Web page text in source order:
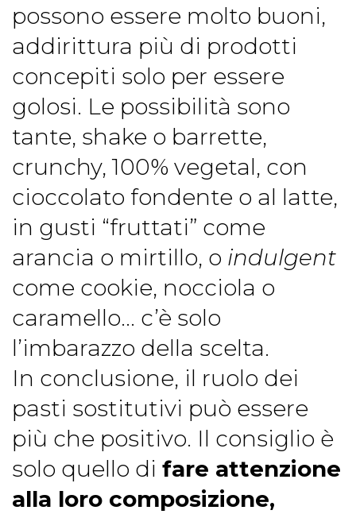
possono essere molto buoni,
addirittura più di prodotti
concepiti solo per essere
golosi. Le possibilità sono
tante, shake o barrette,
crunchy, 100% vegetal, con
cioccolato fondente o al latte,
in gusti “fruttati” come
arancia o mirtillo, o indulgent
come cookie, nocciola o
caramello... c’è solo
l’imbarazzo della scelta.
In conclusione, il ruolo dei
pasti sostitutivi può essere
più che positivo. Il consiglio è
solo quello di fare attenzione
alla loro composizione,